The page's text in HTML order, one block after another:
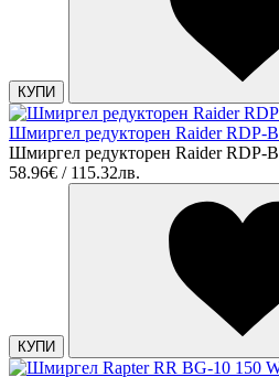
КУПИ
Шмиргел редукторен Raider RDP-
Шмиргел редукторен Raider RDP-
58.96€ / 115.32лв.
КУПИ